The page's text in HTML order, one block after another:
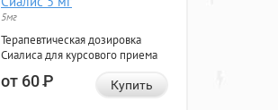
5мг
Терапевтическая дозировка
Сиалиса для курсового приема
от 60Р Купить